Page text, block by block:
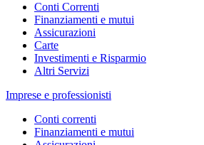
Conti Correnti
Finanziamenti e mutui
Assicurazioni
Carte
Investimenti e Risparmio
Altri Servizi
Imprese e professionisti
Conti correnti
Finanziamenti e mutui